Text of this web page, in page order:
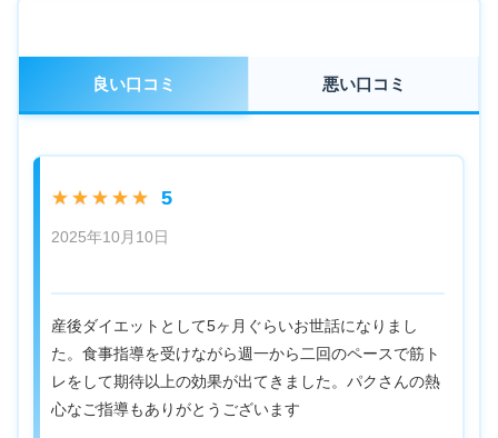
良い口コミ 悪い口コミ
★★★★★ 5
2025年10月10日
産後ダイエットとして5ヶ月ぐらいお世話になりまし
た。食事指導を受けながら週一から二回のペースで筋ト
レをして期待以上の効果が出てきました。パクさんの熱
心なご指導もありがとうございます